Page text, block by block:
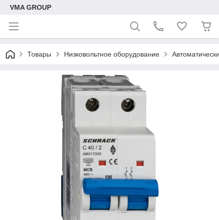
VMA GROUP
Товары Низковольтное оборудование